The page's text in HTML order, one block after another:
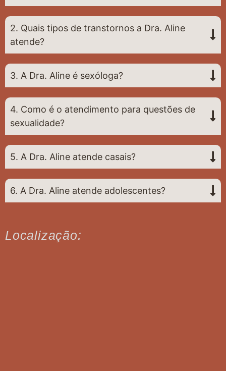
2. Quais tipos de transtornos a Dra. Aline
atende?
3. A Dra. Aline é sexóloga?
4. Como é o atendimento para questões de
sexualidade?
5. A Dra. Aline atende casais?
6. A Dra. Aline atende adolescentes?
Localização: